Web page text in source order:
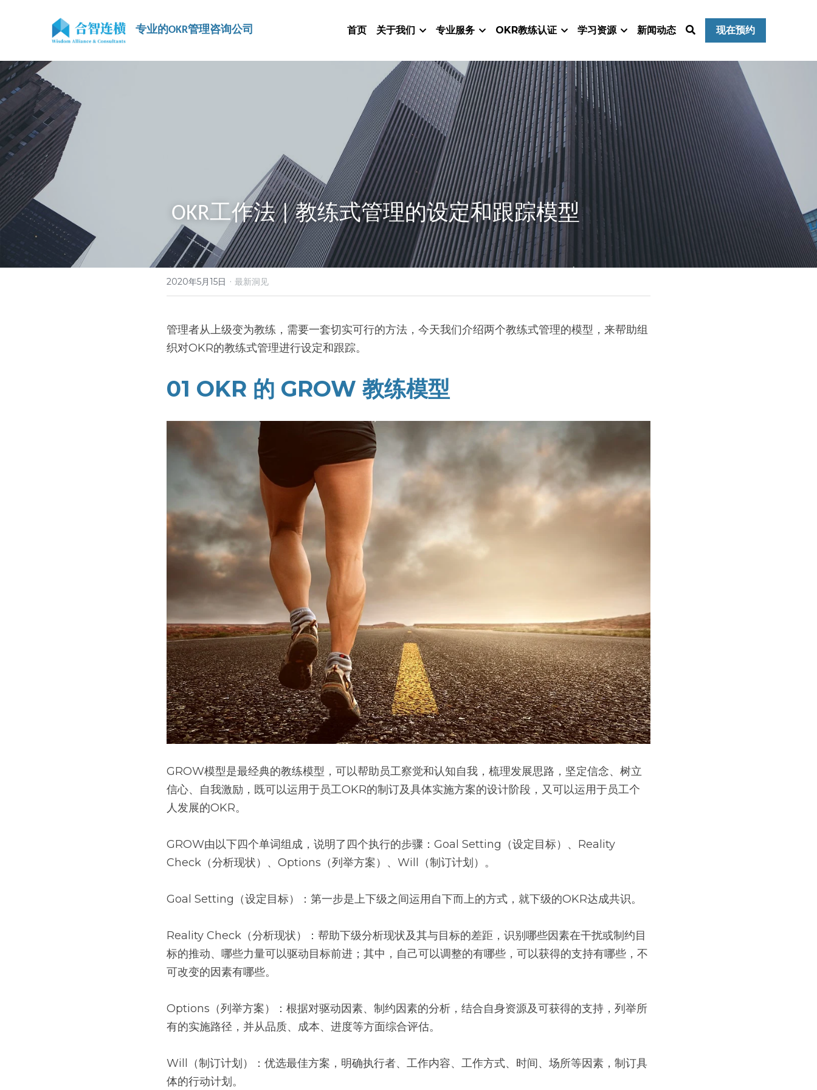
专业的OKR管理咨询公司 首页 关于我们 专业服务 OKR教练认证 学习资源 新闻动态 现在预约
OKR工作法 | 教练式管理的设定和跟踪模型
2020年5月15日 · 最新洞见
管理者从上级变为教练，需要一套切实可行的方法，今天我们介绍两个教练式管理的模型，来帮助组
织对OKR的教练式管理进行设定和跟踪。
01 OKR 的 GROW 教练模型
GROW模型是最经典的教练模型，可以帮助员工察觉和认知自我，梳理发展思路，坚定信念、树立
信心、自我激励，既可以运用于员工OKR的制订及具体实施方案的设计阶段，又可以运用于员工个
人发展的OKR。
GROW由以下四个单词组成，说明了四个执行的步骤：Goal Setting（设定目标）、Reality
Check（分析现状）、Options（列举方案）、Will（制订计划）。
Goal Setting（设定目标）：第一步是上下级之间运用自下而上的方式，就下级的OKR达成共识。
Reality Check（分析现状）：帮助下级分析现状及其与目标的差距，识别哪些因素在干扰或制约目
标的推动、哪些力量可以驱动目标前进；其中，自己可以调整的有哪些，可以获得的支持有哪些，不
可改变的因素有哪些。
Options（列举方案）：根据对驱动因素、制约因素的分析，结合自身资源及可获得的支持，列举所
有的实施路径，并从品质、成本、进度等方面综合评估。
Will（制订计划）：优选最佳方案，明确执行者、工作内容、工作方式、时间、场所等因素，制订具
体的行动计划。